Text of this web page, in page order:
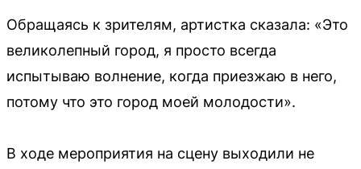
Обращаясь к зрителям, артистка сказала: «Это
великолепный город, я просто всегда
испытываю волнение, когда приезжаю в него,
потому что это город моей молодости».
В ходе мероприятия на сцену выходили не